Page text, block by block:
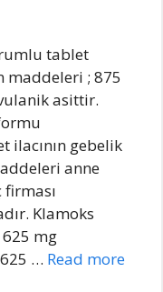
tablet
; 875
asittir.
ilacının gebelik
anne
Klamoks
mg
… Read more